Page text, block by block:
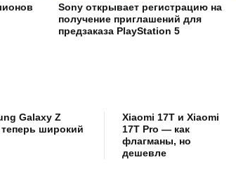
Sony открывает регистрацию на
получение приглашений для
предзаказа PlayStation 5
Galaxy Z
широкий
Xiaomi 17T и Xiaomi
17T Pro — как
флагманы, но
дешевле